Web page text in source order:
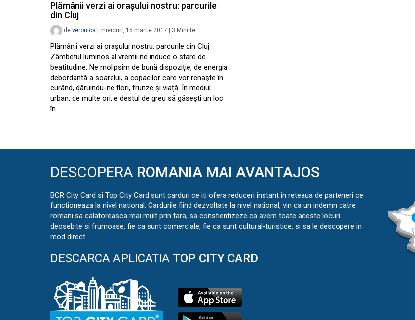
Plămânii verzi ai orașului nostru: parcurile
din Cluj
de veronica miercuri, 15 martie 2017 3 Minute
Plămânii verzi ai orașului nostru: parcurile din Cluj
Zâmbetul luminos al vremii ne induce o stare de
beatitudine. Ne molipsim de bună dispoziție, de energia
debordantă a soarelui, a copacilor care vor renaște în
curând, dăruindu-ne flori, frunze și viață. În mediul
urban, de multe ori, e destul de greu să găsești un loc
în…
DESCOPERA ROMANIA MAI AVANTAJOS
BCR City Card si Top City Card sunt carduri ce iti ofera reduceri instant in reteaua de parteneri ce
functioneaza la nivel national. Cardurile fiind dezvoltate la nivel national, vin ca un indemn catre
romani sa calatoreasca mai mult prin tara, sa constientizeze ca avem toate aceste locuri
deosebite si frumoase, fie ca sunt comerciale, fie ca sunt cultural-turistice, si sa le descopere in
mod direct.
DESCARCA APLICATIA TOP CITY CARD